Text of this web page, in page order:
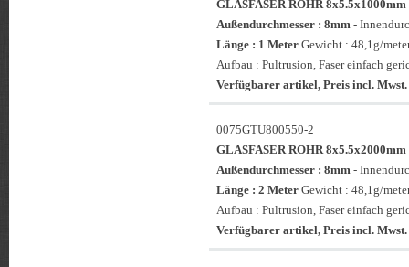
GLASFASER ROHR 8x5.5x1000mm
Außendurchmesser : 8mm -
Länge : 1 Meter Gewicht : 48,1g/
Aufbau : Pultrusion, Faser einfach
Verfügbarer artikel, Preis incl. Mwst.
0075GTU800550-2
GLASFASER ROHR 8x5.5x2000mm
Außendurchmesser : 8mm -
Länge : 2 Meter Gewicht : 48,1g/
Aufbau : Pultrusion, Faser einfach
Verfügbarer artikel, Preis incl. Mwst.